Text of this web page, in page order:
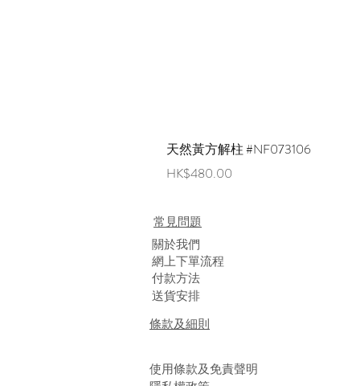
天然黃方解柱 #NF073106
價格
HK$480.00
常見問題
​關於我們
網上下單流程
付款方法
送貨安排
條款及細則
使用條款及免責聲明